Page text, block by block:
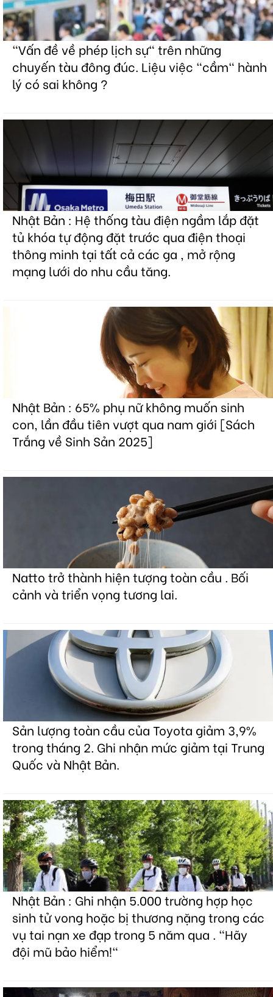
"Vấn đề về phép lịch sự" trên những
chuyến tàu đông đúc. Liệu việc "cầm" hành
lý có sai không ?
Nhật Bản : Hệ thống tàu điện ngầm lắp đặt
tủ khóa tự động đặt trước qua điện thoại
thông minh tại tất cả các ga , mở rộng
mạng lưới do nhu cầu tăng.
Nhật Bản : 65% phụ nữ không muốn sinh
con, lần đầu tiên vượt qua nam giới [Sách
Trắng về Sinh Sản 2025]
Natto trở thành hiện tượng toàn cầu . Bối
cảnh và triển vọng tương lai.
Sản lượng toàn cầu của Toyota giảm 3,9%
trong tháng 2. Ghi nhận mức giảm tại Trung
Quốc và Nhật Bản.
Nhật Bản : Ghi nhận 5.000 trường hợp học
sinh tử vong hoặc bị thương nặng trong các
vụ tai nạn xe đạp trong 5 năm qua . "Hãy
đội mũ bảo hiểm!"